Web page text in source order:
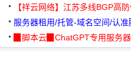
用★
【祥云网络】江苏多线BGP高
服务器租用/托管-域名空间/认准
▉脚本云▉ChatGPT专用服务